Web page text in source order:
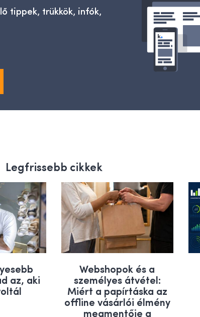
tippek, trükkök, infók,
Legfrissebb cikkek
az, aki
Webshopok és a
személyes átvétel:
Miért a papírtáska az
offline vásárlói élmény
megmentője a